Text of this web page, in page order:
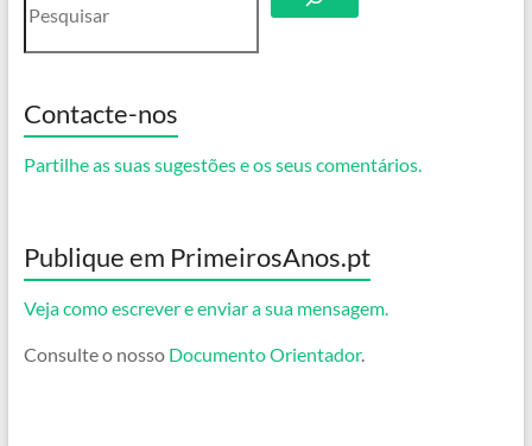
Contacte-nos
Partilhe as suas sugestões e os seus comentários.
Publique em PrimeirosAnos.pt
Veja como escrever e enviar a sua mensagem.
Consulte o nosso Documento Orientador.